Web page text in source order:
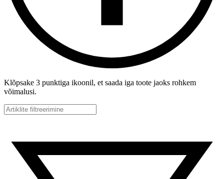
Klõpsake 3 punktiga ikoonil, et saada iga toote jaoks rohkem
võimalusi.